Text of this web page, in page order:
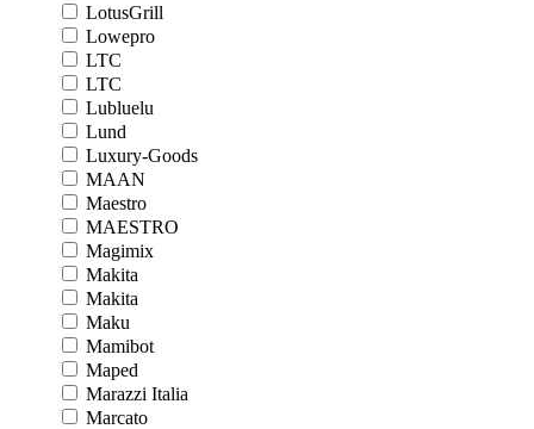
LotusGrill
Lowepro
LTC
LTC
Lubluelu
Lund
Luxury-Goods
MAAN
Maestro
MAESTRO
Magimix
Makita
Makita
Maku
Mamibot
Maped
Marazzi Italia
Marcato